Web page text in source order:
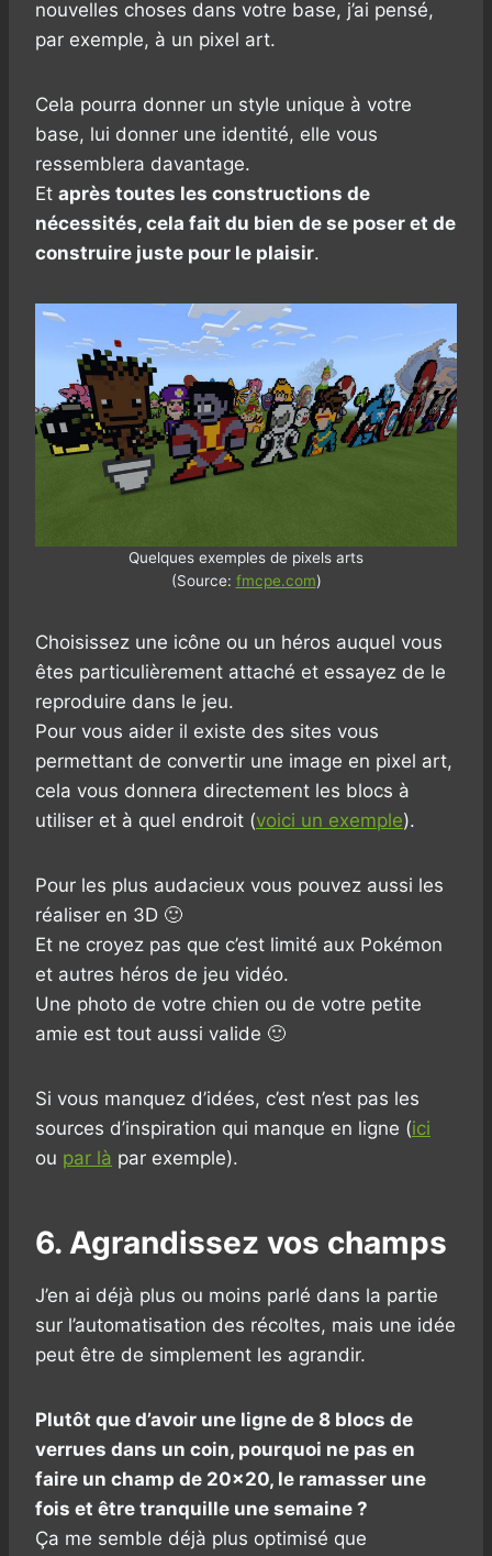
nouvelles choses dans votre base, j’ai pensé,
par exemple, à un pixel art.
Cela pourra donner un style unique à votre
base, lui donner une identité, elle vous
ressemblera davantage.
Et après toutes les constructions de
nécessités, cela fait du bien de se poser et de
construire juste pour le plaisir.
Quelques exemples de pixels arts
(Source: fmcpe.com)
Choisissez une icône ou un héros auquel vous
êtes particulièrement attaché et essayez de le
reproduire dans le jeu.
Pour vous aider il existe des sites vous
permettant de convertir une image en pixel art,
cela vous donnera directement les blocs à
utiliser et à quel endroit (voici un exemple).
Pour les plus audacieux vous pouvez aussi les
réaliser en 3D 🙂
Et ne croyez pas que c’est limité aux Pokémon
et autres héros de jeu vidéo.
Une photo de votre chien ou de votre petite
amie est tout aussi valide 🙂
Si vous manquez d’idées, c’est n’est pas les
sources d’inspiration qui manque en ligne (ici
ou par là par exemple).
6. Agrandissez vos champs
J’en ai déjà plus ou moins parlé dans la partie
sur l’automatisation des récoltes, mais une idée
peut être de simplement les agrandir.
Plutôt que d’avoir une ligne de 8 blocs de
verrues dans un coin, pourquoi ne pas en
faire un champ de 20×20, le ramasser une
fois et être tranquille une semaine ?
Ça me semble déjà plus optimisé que